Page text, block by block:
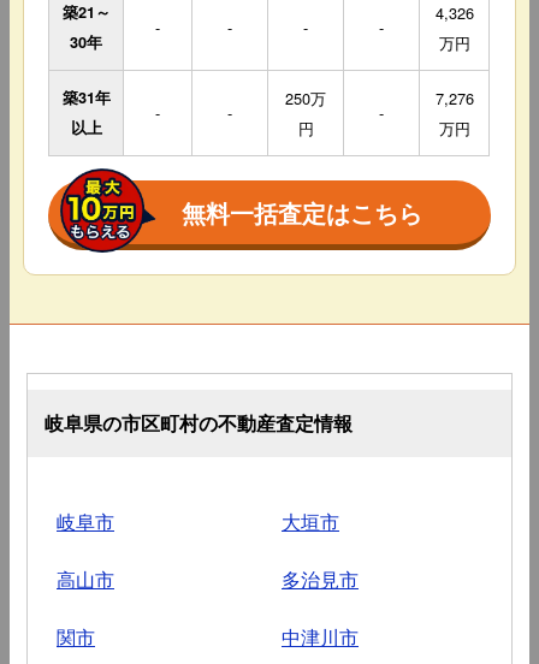
築21～
30年
- - - -
4,326
万円
築31年
以上
- -
250万
円
-
7,276
万円
無料一括査定はこちら
岐阜県の市区町村の不動産査定情報
岐阜市 大垣市
高山市 多治見市
関市 中津川市